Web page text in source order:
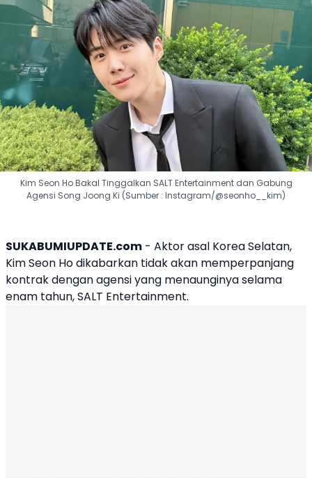
Kim Seon Ho Bakal Tinggalkan SALT Entertainment dan Gabung
Agensi Song Joong Ki (Sumber : Instagram/@seonho__kim)
SUKABUMIUPDATE.com - Aktor asal Korea Selatan,
Kim Seon Hodikabarkan tidak akan memperpanjang
kontrak dengan agensi yang menaunginya selama
enam tahun, SALT Entertainment.